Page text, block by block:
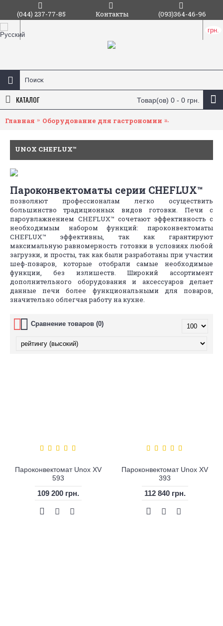
(044) 237-77-85 Контакты (093)364-46-96
грн.
Товар(ов) 0 - 0 грн.
КАТАЛОГ
Главная Оборудование для гастрономии
UNOX CHEFLUX™
Пароконвектоматы серии CHEFLUX™
позволяют профессионалам легко осуществить
большинство традиционных видов готовки. Печи с
пароувлажнением CHEFLUX™ сочетают эффективность с
необходимым набором функций: пароконвектоматы
CHEFLUX™ эффективны, так как гарантируют
максимальную равномерность готовки в условиях любой
загрузки, и просты, так как были разработаны при участии
шеф-поваров, которые отобрали самые необходимые
функции, без излишеств. Широкий ассортимент
дополнительного оборудования и аксессуаров делает
данные печи более функциональными для поваров,
значительно облегчая работу на кухне.
Сравнение товаров (0)
Пароконвектомат Unox XV
593
109 200 грн.
Пароконвектомат Unox XV
393
112 840 грн.